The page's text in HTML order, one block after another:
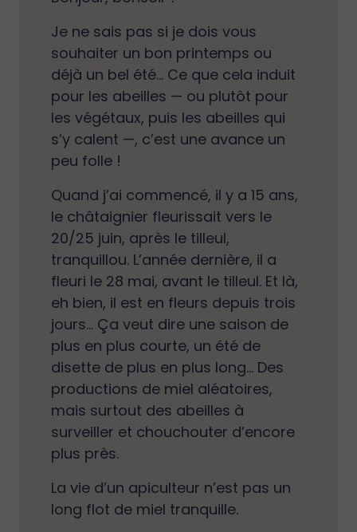
Je ne sais pas si je dois vous
souhaiter un bon printemps ou
déjà un bel été… Ce que cela induit
pour les abeilles — ou plutôt pour
les végétaux, puis les abeilles qui
s’y calent —, c’est une avance un
peu folle !
Quand j’ai commencé, il y a 15 ans,
le châtaignier fleurissait vers le
20/25 juin, après le tilleul,
tranquillou. L’année dernière, il a
fleuri le 28 mai, avant le tilleul. Et là,
eh bien, il est en fleurs depuis trois
jours… Ça veut dire une saison de
plus en plus courte, un été de
disette de plus en plus long… Des
productions de miel aléatoires,
mais surtout des abeilles à
surveiller et chouchouter d’encore
plus près.
La vie d’un apiculteur n’est pas un
long flot de miel tranquille.